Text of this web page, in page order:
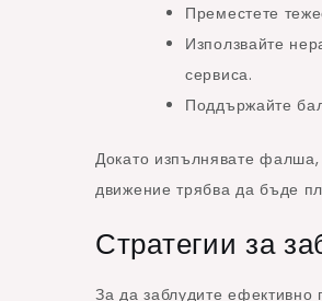
Преместете
Използвайте
сервиса.
Поддържайте
Докато изпълнявате
движение трябва да бъде
Стратегии за
За да заблудите ефективно